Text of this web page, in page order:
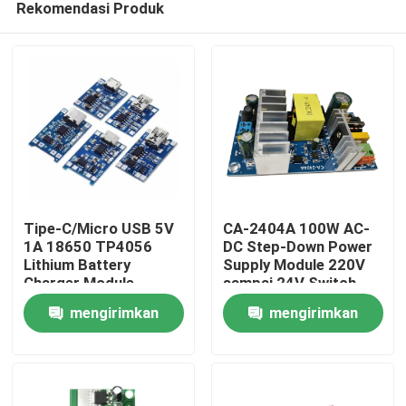
Beranda
Tentang Kami
Rekomendasi Produk
Tipe-C/Micro USB 5V
1A 18650 TP4056
Lithium Battery
Charger Module
Dengan Perlindungan
dan Fungsi Ganda
mengirimkan
CA-2404A 100W AC-
DC Step-Down Power
Supply Module 220V
sampai 24V Switch
Power Supply
mengirimkan